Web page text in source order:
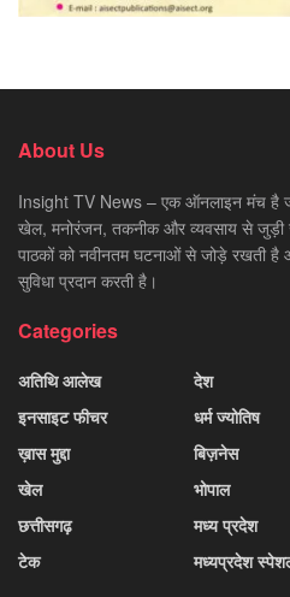
About Us
Insight TV News – एक ऑनलाइन मंच है
खेल, मनोरंजन, तकनीक और व्यवसाय से जुड़ी
पाठकों को नवीनतम घटनाओं से जोड़े रखती
सुविधा प्रदान करती है।
Categories
अतिथि आलेख
इनसाइट फीचर
ख़ास मुद्दा
खेल
छत्तीसगढ़
टेक
देश
धर्म ज्योतिष
बिज़नेस
भोपाल
मध्य प्रदेश
मध्यप्रदेश